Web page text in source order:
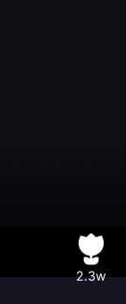
2.3w